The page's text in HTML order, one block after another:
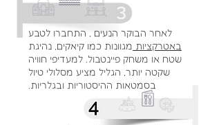
לאחר הבוקר הנעים , התחברו לטבע
באטרקציות מגוונות כמו קיאקים, נהיגת
שטח או משחק פיינטבול. למעדיפי חוויה
שקטה יותר, הגליל מציע מסלולי טיול
בסמטאות ההיסטוריות ובגלריות.